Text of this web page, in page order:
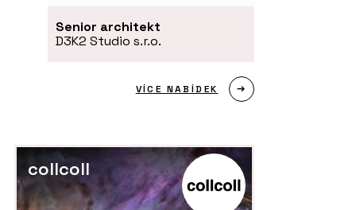
Senior architekt
D3K2 Studio s.r.o.
VÍCE NABÍDEK
collcoll